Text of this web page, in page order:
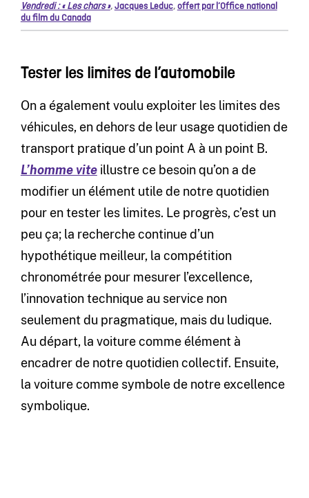
Vendredi : « Les chars »,Jacques Leduc,offert par l’Office national
du film du Canada
Tester les limites de l’automobile
On a également voulu exploiter les limites des
véhicules, en dehors de leur usage quotidien de
transport pratique d’un point A à un point B.
L’homme viteillustre ce besoin qu’on a de
modifier un élément utile de notre quotidien
pour en tester les limites. Le progrès, c’est un
peu ça; la recherche continue d’un
hypothétique meilleur, la compétition
chronométrée pour mesurer l’excellence,
l’innovation technique au service non
seulement du pragmatique, mais du ludique.
Au départ, la voiture comme élément à
encadrer de notre quotidien collectif. Ensuite,
la voiture comme symbole de notre excellence
symbolique.